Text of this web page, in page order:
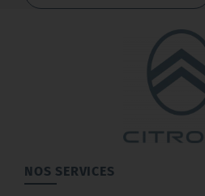
NOS SERVICES